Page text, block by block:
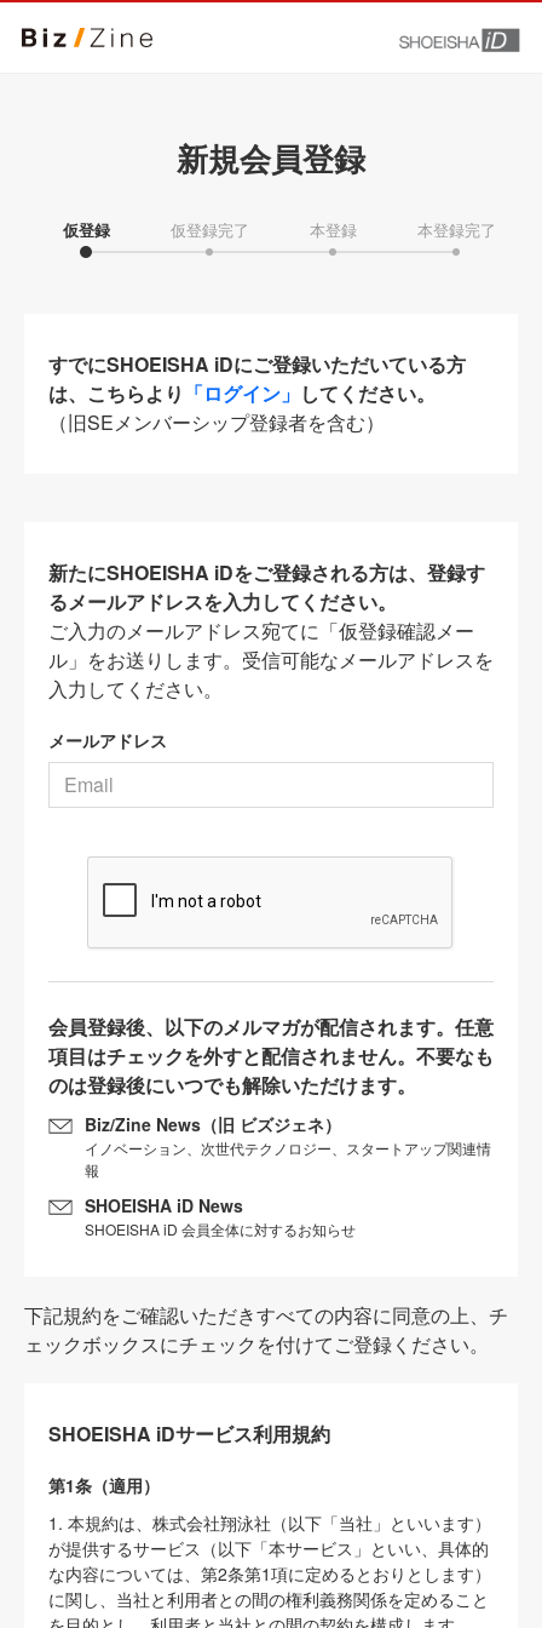
新規会員登録
仮登録 仮登録完了 本登録 本登録完了
すでにSHOEISHA iDにご登録いただいている方
は、こちらより 「ログイン」 してください。
（旧SEメンバーシップ登録者を含む）
新たにSHOEISHA iDをご登録される方は、登録す
るメールアドレスを入力してください。
ご入力のメールアドレス宛てに「仮登録確認メー
ル」をお送りします。受信可能なメールアドレスを
入力してください。
メールアドレス
会員登録後、以下のメルマガが配信されます。任意
項目はチェックを外すと配信されません。不要なも
のは登録後にいつでも解除いただけます。
Biz/Zine News（旧 ビズジェネ）
イノベーション、次世代テクノロジー、スタートアップ関連情
報
SHOEISHA iD News
SHOEISHA iD 会員全体に対するお知らせ
下記規約をご確認いただきすべての内容に同意の上、チ
ェックボックスにチェックを付けてご登録ください。
SHOEISHA iDサービス利用規約
第1条（適用）
1. 本規約は、株式会社翔泳社（以下「当社」といいます）
が提供するサービス（以下「本サービス」といい、具体的
な内容については、第2条第1項に定めるとおりとします）
に関し、当社と利用者との間の権利義務関係を定めること